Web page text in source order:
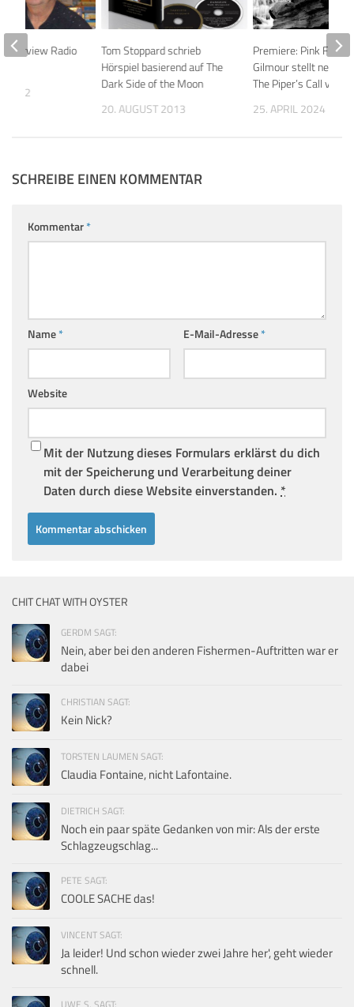
Tom Stoppard schrieb
Hörspiel basierend auf The
Dark Side of the Moon
20. AUGUST 2013
Premiere: Pink
Gilmour stellt neue
The Piper’s Call vor
25. APRIL 2024
Interview Radio
2012
SCHREIBE EINEN KOMMENTAR
Kommentar*
Name* E-Mail-Adresse*
Website
Mit der Nutzung dieses Formulars erklärst du dich
mit der Speicherung und Verarbeitung deiner
Daten durch diese Website einverstanden. *
CHIT CHAT WITH OYSTER
GERDM SAGT:
Nein, aber bei den anderen Fishermen-Auftritten war er
dabei
CHRISTIAN SAGT:
Kein Nick?
TORSTEN LAUMEN SAGT:
Claudia Fontaine, nicht Lafontaine.
DIETRICH SAGT:
Noch ein paar späte Gedanken von mir: Als der erste
Schlagzeugschlag...
PETE SAGT:
COOLE SACHE das!
VINCENT SAGT:
Ja leider! Und schon wieder zwei Jahre her', geht wieder
schnell.